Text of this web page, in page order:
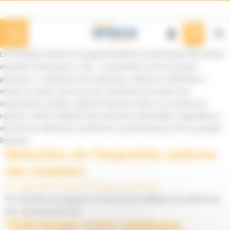
Les travaux routiers et projets linéaires (construction de routes,
de pistes d’aéroports, rails…) nécessitent une très haute
précision. L’utilisation de matériaux coûteux et difficiles à
mettre en place ainsi qu’une contrainte de temps très
importante rendent capital le fait de réduire le nombre de
reprises. SITECH déploie des solutions matérielles, logicielles et
des services destinés à améliorer la performance de vos projets
linéaires.
Réduction de l’empreinte carbone
des chantiers
Téléchargez notre catalogue